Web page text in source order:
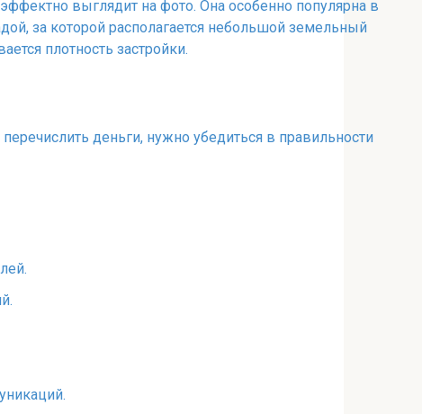
выглядит на фото. Она особенно популярна в
за которой располагается небольшой земельный
плотность застройки.
деньги, нужно убедиться в правильности